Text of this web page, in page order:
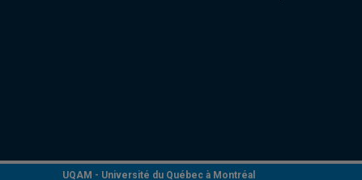
UQAM - Université du Québec à Montréal